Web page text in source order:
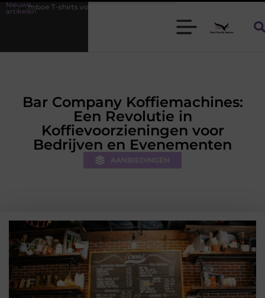
Nieuwe
artikelen
heren die koel blijven
Bar Company Koffiemachines:
Een Revolutie in
Koffievoorzieningen voor
Bedrijven en Evenementen
AANBIEDINGEN